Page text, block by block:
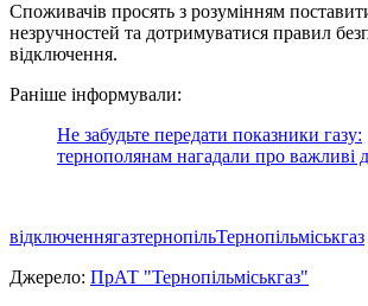
Споживачів просять з розумінням
незручностей та дотримуватися правил
відключення.
Раніше інформували:
Не забудьте передати показники газу:
тернополянам нагадали про важливі
відключеннягазтернопільТернопільміськгаз
Джерело: ПрАТ "Тернопільміськгаз"